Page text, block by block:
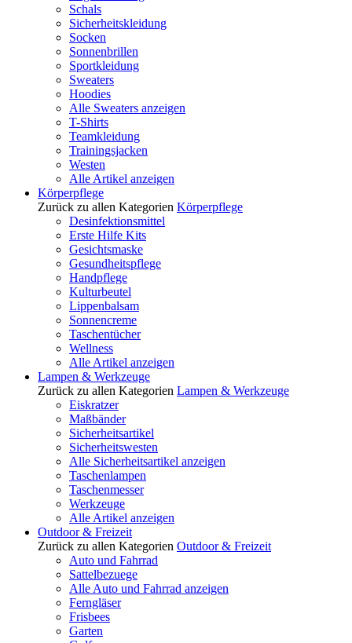
Schals
Sicherheitskleidung
Socken
Sonnenbrillen
Sportkleidung
Sweaters
Hoodies
Alle Sweaters anzeigen
T-Shirts
Teamkleidung
Trainingsjacken
Westen
Alle Artikel anzeigen
Körperpflege
Zurück zu allen Kategorien Körperpflege
Desinfektionsmittel
Erste Hilfe Kits
Gesichtsmaske
Gesundheitspflege
Handpflege
Kulturbeutel
Lippenbalsam
Sonnencreme
Taschentücher
Wellness
Alle Artikel anzeigen
Lampen & Werkzeuge
Zurück zu allen Kategorien Lampen & Werkzeuge
Eiskratzer
Maßbänder
Sicherheitsartikel
Sicherheitswesten
Alle Sicherheitsartikel anzeigen
Taschenlampen
Taschenmesser
Werkzeuge
Alle Artikel anzeigen
Outdoor & Freizeit
Zurück zu allen Kategorien Outdoor & Freizeit
Auto und Fahrrad
Sattelbezuege
Alle Auto und Fahrrad anzeigen
Ferngläser
Frisbees
Garten